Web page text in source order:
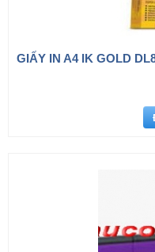
GIẤY IN A4 IK GOLD